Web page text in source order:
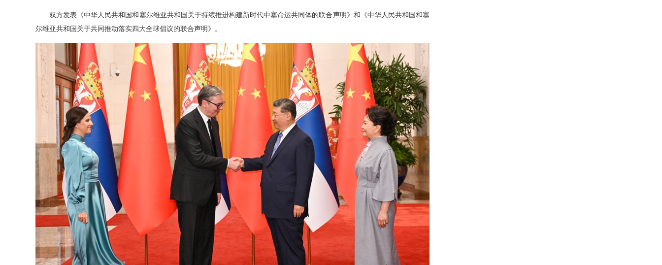
双方发表《中华人民共和国和塞尔维亚共和国关于持续推进构建新时代中塞命运共同体的联合声明》和《中华人民共和国和塞
尔维亚共和国关于共同推动落实四大全球倡议的联合声明》。